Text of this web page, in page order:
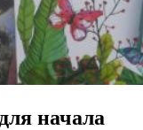
начала